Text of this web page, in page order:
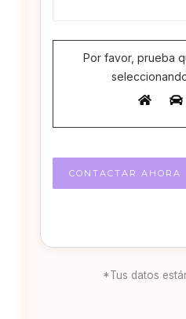
Por favor, prueba
*Tus datos